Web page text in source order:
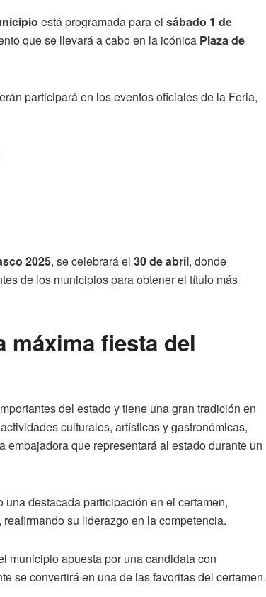
está programada para el sábado 1 de
que se llevará a cabo en la icónica Plaza de
participará en los eventos oficiales de la Feria,
2025, se celebrará el 30 de abril, donde
de los municipios para obtener el título más
máxima fiesta del
del estado y tiene una gran tradición en
culturales, artísticas y gastronómicas,
embajadora que representará al estado durante un
una destacada participación en el certamen,
, reafirmando su liderazgo en la competencia.
municipio apuesta por una candidata con
se convertirá en una de las favoritas del certamen.